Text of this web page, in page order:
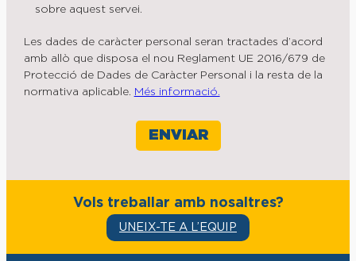
sobre aquest servei.
Les dades de caràcter personal seran tractades d’acord
amb allò que disposa el nou Reglament UE 2016/679 de
Protecció de Dades de Caràcter Personal i la resta de la
normativa aplicable. Més informació.
Vols treballar amb nosaltres?
UNEIX-TE A L’EQUIP